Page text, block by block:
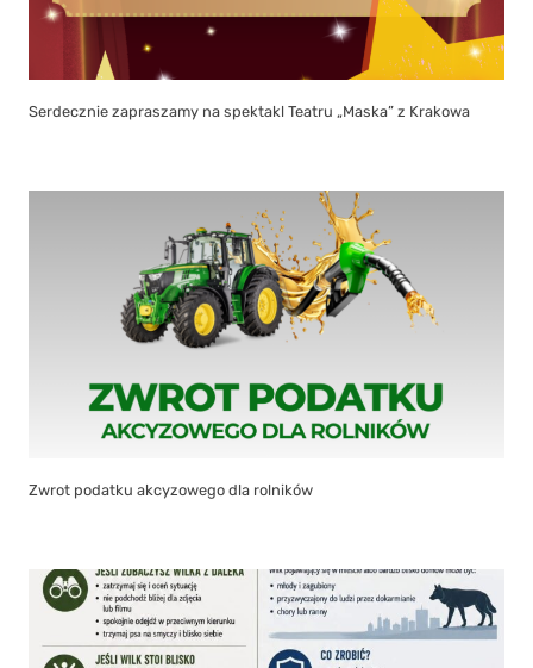
Serdecznie zapraszamy na spektakl Teatru „Maska” z Krakowa
Zwrot podatku akcyzowego dla rolników